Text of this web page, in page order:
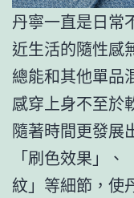
丹寧一直是日常
近生活的隨性感
總能和其他單品
感穿上身不至於
隨著時間更發展
「刷色效果」
紋」等細節，使